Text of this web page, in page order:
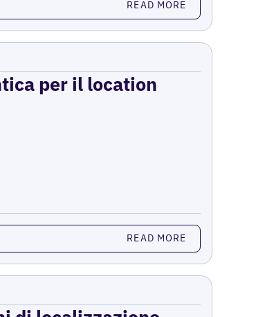
READ MORE
per il location
READ MORE